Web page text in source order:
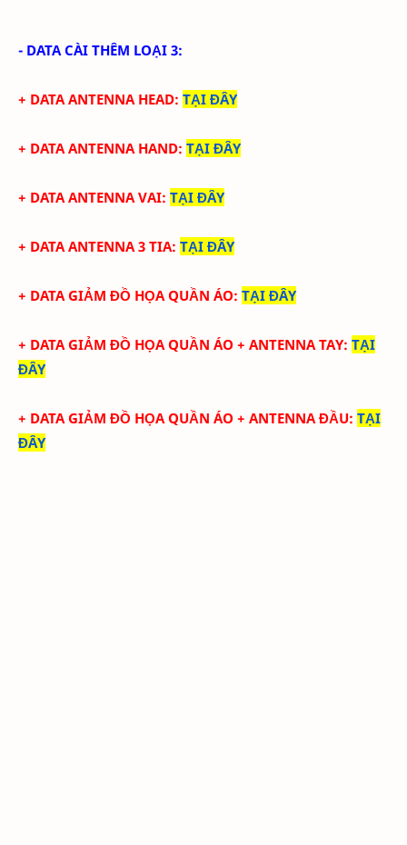
- DATA CÀI THÊM LOẠI 3:
+ DATA ANTENNA HEAD: TẠI ĐÂY
+ DATA ANTENNA HAND: TẠI ĐÂY
+ DATA ANTENNA VAI: TẠI ĐÂY
+ DATA ANTENNA 3 TIA: TẠI ĐÂY
+ DATA GIẢM ĐỒ HỌA QUẦN ÁO: TẠI ĐÂY
+ DATAGIẢM ĐỒ HỌA QUẦN ÁO + ANTENNA TAY: TẠI
ĐÂY
+ DATAGIẢM ĐỒ HỌA QUẦN ÁO + ANTENNA ĐẦU: TẠI
ĐÂY